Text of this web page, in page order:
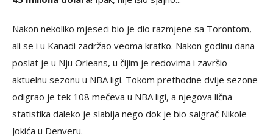
Nakon nekoliko mjeseci bio je dio razmjene sa Torontom,
ali se i u Kanadi zadržao veoma kratko. Nakon godinu dana
poslat je u Nju Orleans, u čijim je redovima i završio
aktuelnu sezonu u NBA ligi. Tokom prethodne dvije sezone
odigrao je tek 108 mečeva u NBA ligi, a njegova lična
statistika daleko je slabija nego dok je bio saigrač Nikole
Jokića u Denveru.